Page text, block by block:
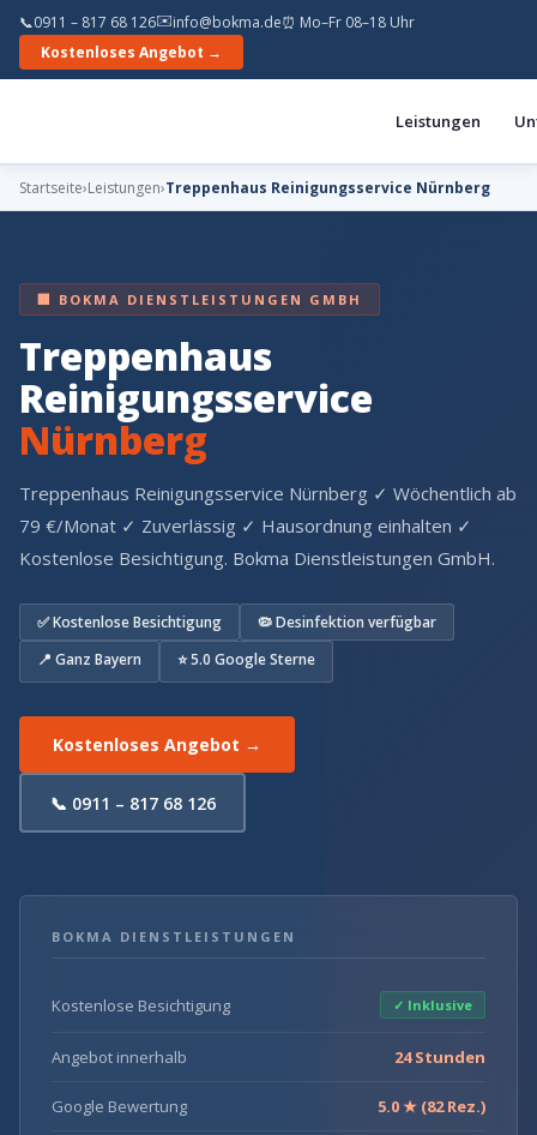
📞0911 – 817 68 126✉️info@bokma.de⏰ Mo–Fr 08–18 Uhr
Kostenloses Angebot →
Leistungen
Startseite›Leistungen›Treppenhaus Reinigungsservice Nürnberg
🏢 BOKMA DIENSTLEISTUNGEN GMBH
Treppenhaus
Reinigungsservice
Nürnberg
Treppenhaus Reinigungsservice Nürnberg ✓ Wöchentlich ab
79 €/Monat ✓ Zuverlässig ✓ Hausordnung einhalten ✓
Kostenlose Besichtigung. Bokma Dienstleistungen GmbH.
✅ Kostenlose Besichtigung
🦠 Desinfektion verfügbar
📍 Ganz Bayern
⭐ 5.0 Google Sterne
Kostenloses Angebot →
📞 0911 – 817 68 126
BOKMA DIENSTLEISTUNGEN
Kostenlose Besichtigung ✓ Inklusive
Angebot innerhalb 24 Stunden
Google Bewertung 5.0 ★ (82 Rez.)